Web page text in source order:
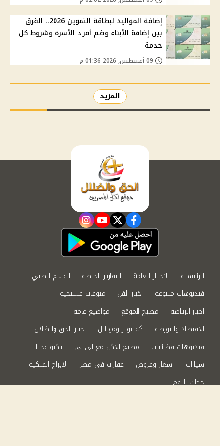
إضافة المواليد لبطاقة التموين 2026.. الفرق
بين إضافة الأبناء وضم أفراد الأسرة وشروط كل
خدمة
المزيد
facebook
twitter
youtube
instagram
الرئيسية الاخبار العامة التقارير الخاصة
القسم الطبي
فيديوهات متنوعة
اخبار الفن
منوعات مسيحية
اخبار الرياضة
مطبخ الموقع
مواضيع عامة
الاقتصاد والبورصة
كمبيوتر وموبايل
اخبار الحق والضلال
فيديوهات فضائيات
مطبخ الاكل مع لى لى
تكنولوجيا
سيارات
اسعار وعروض عقارات في مصر
الابراج الفلكية
حظك اليوم